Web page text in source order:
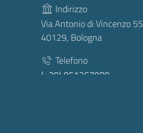
Indirizzo
Via Antonio di Vincenzo 55
40129, Bologna
Telefono
(+39) 051367989